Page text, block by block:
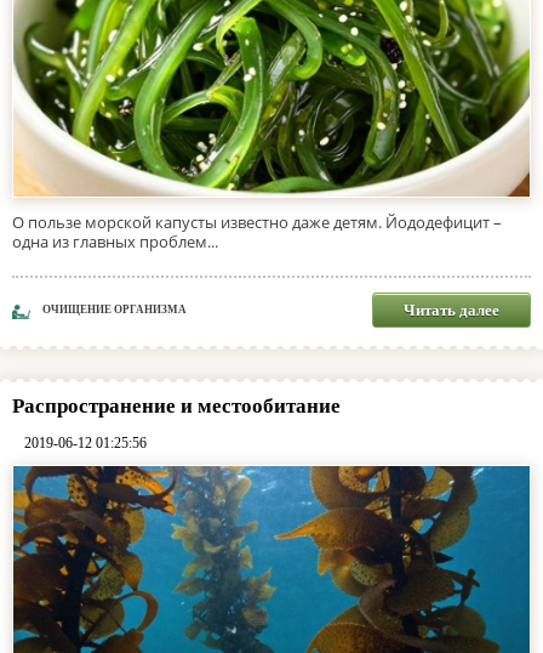
О пользе морской капусты известно даже детям. Йододефицит –
одна из главных проблем...
ОЧИЩЕНИЕ ОРГАНИЗМА Читать далее
Распространение и местообитание
2019-06-12 01:25:56